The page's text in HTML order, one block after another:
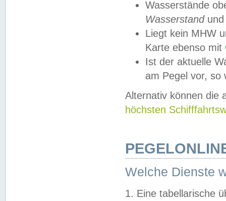
Wasserstände
Wasserstandund
Liegt kein MHW
Karte ebenso mit
Ist der aktuelle
am Pegel vor,
Alternativ können die
höchsten
Welche Dienste
1. Eine tabellarische